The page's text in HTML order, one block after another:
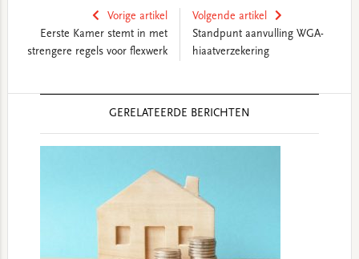
Vorige artikel
Eerste Kamer stemt in met
strengere regels voor flexwerk
Volgende artikel
Standpunt aanvulling WGA-
hiaatverzekering
GERELATEERDE BERICHTEN